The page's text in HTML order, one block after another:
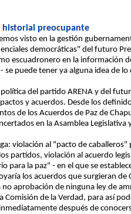
historial preocupante
visto en la gestión
democráticas" del futuro
escuadronero en la información
se puede tener ya alguna idea de
del partido ARENA y del
y acuerdos. Desde los
de los Acuerdos de Paz de
en la Asamblea Legislativa
violación al "pacto de
partidos, violación al acuerdo
para la paz" - en el que se
los acuerdos que surgieran de
aprobación de ninguna ley de
Comisión de la Verdad, para así
después de